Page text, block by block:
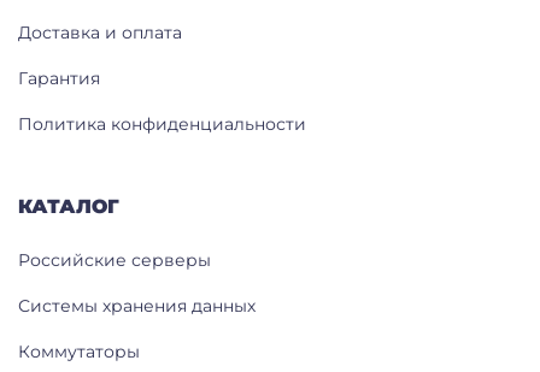
КАТАЛОГ
Российские серверы
Системы хранения данных
Коммутаторы
Доставка и оплата
Гарантия
Политика конфиденциальности